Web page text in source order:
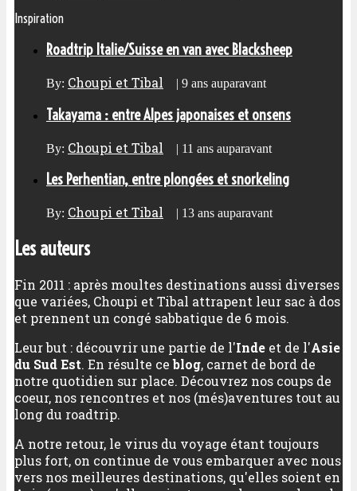
Inspiration
Roadtrip Italie/Suisse en van avec Blacksheep
By: Choupi et Tibal | 9 ans auparavant
Takayama : entre Alpes japonaises et onsens
By: Choupi et Tibal | 11 ans auparavant
Les Perhentian, entre plongées et snorkeling
By: Choupi et Tibal | 13 ans auparavant
Les auteurs
Fin 2011 : après moultes destinations aussi diverses
que variées, Choupi et Tibal attrapent leur sac à dos
et prennent un congé sabbatique de 6 mois.
Leur but : découvrir une partie de l'Inde et de l'Asie
du Sud Est. En résulte ceblog, carnet de bord de
notre quotidien sur place. Découvrez nos coups de
coeur, nos rencontres et nos (més)aventures tout au
long du roadtrip.
A notre retour, le virus du voyage étant toujours
plus fort, on continue de vous embarquer avec nous
vers nos meilleures destinations, qu'elles soient en